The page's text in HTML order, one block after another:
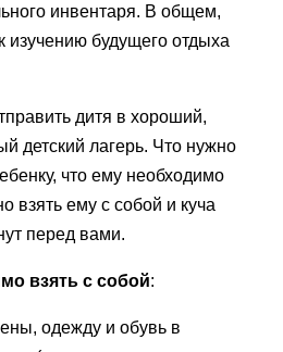
инвентаря. В общем,
изучению будущего отдыха
дитя в хороший,
детский лагерь. Что нужно
что ему необходимо
взять ему с собой и куча
перед вами.
взять с собой:
одежду и обувь в